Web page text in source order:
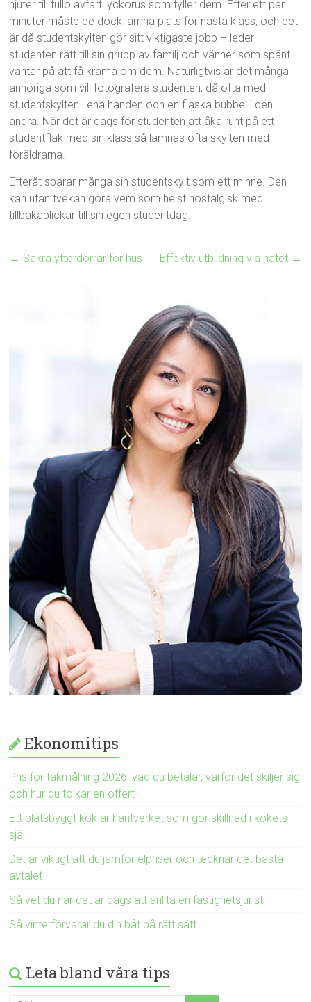
njuter till fullo avfart lyckorus som fyller dem. Efter ett par
minuter måste de dock lämna plats för nästa klass, och det
är då studentskylten gör sitt viktigaste jobb – leder
studenten rätt till sin grupp av familj och vänner som spänt
väntar på att få krama om dem. Naturligtvis är det många
anhöriga som vill fotografera studenten, då ofta med
studentskylten i ena handen och en flaska bubbel i den
andra. När det är dags för studenten att åka runt på ett
studentflak med sin klass så lämnas ofta skylten med
föräldrarna.
Efteråt sparar många sin studentskylt som ett minne. Den
kan utan tvekan göra vem som helst nostalgisk med
tillbakablickar till sin egen studentdag.
← Säkra ytterdörrar för hus Effektiv utbildning via nätet →
Ekonomitips
Pris för takmålning 2026: vad du betalar, varför det skiljer sig
och hur du tolkar en offert
Ett platsbyggt kök är hantverket som gör skillnad i kökets
själ
Det är viktigt att du jämför elpriser och tecknar det bästa
avtalet
Så vet du när det är dags att anlita en fastighetsjurist
Så vinterförvarar du din båt på rätt sätt
Leta bland våra tips